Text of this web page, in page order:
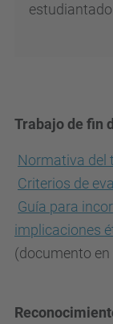
Trabajo de fin
Normativa del
Criterios de
Guía para
implicaciones
(documento